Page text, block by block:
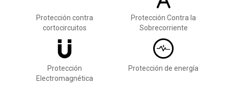
Protección contra
cortocircuitos
Protección Contra la
Sobrecorriente
Protección
Electromagnética
Protección de energía